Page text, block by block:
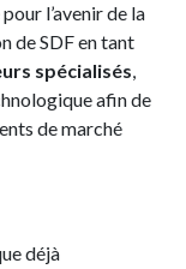
l’avenir de la
de SDF en tant
spécialisés,
afin de
de marché
déjà